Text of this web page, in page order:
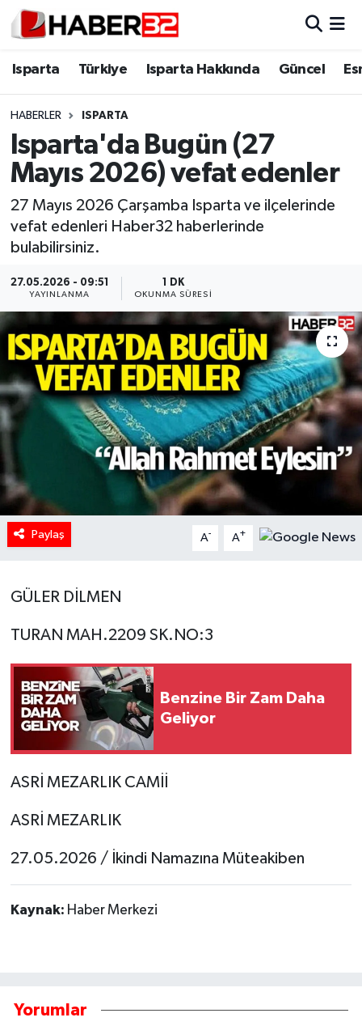
Isparta Türkiye Isparta Hakkında Güncel
HABERLER ISPARTA
Isparta'da Bugün (27
Mayıs 2026) vefat edenler
27 Mayıs 2026 Çarşamba Isparta ve ilçelerinde
vefat edenleri Haber32 haberlerinde
bulabilirsiniz.
27.05.2026 - 09:51
YAYINLANMA
1 DK
OKUNMA SÜRESI
Paylaş A- A+
GÜLER DİLMEN
TURAN MAH.2209 SK.NO:3
Benzine Bir Zam Daha
Geliyor
ASRİ MEZARLIK CAMİİ
ASRİ MEZARLIK
27.05.2026 / İkindi Namazına Müteakiben
Kaynak: Haber Merkezi
Yorumlar
Isparta
Esnaf Diyor ki;
ASAYİŞ
BİLİM VE TEKNOLOJİ
GENEL
Güncel
HABERDE İNSAN
İlginç
KÜLTÜR SANAT
MAGAZİN
POLİTİKA
RESMİ İLANLAR
SAĞLIK
Spor
Yerel
Isparta Nöbetçi Eczaneler
Isparta Trafik Yoğunluk Haritası
Süper Lig Puan Durumu ve Fikstür
Tüm Manşetler
Haber Arşivi